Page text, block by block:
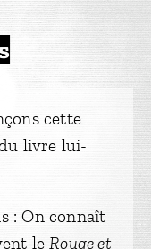
cette
livre lui-
: On connaît
leRouge et